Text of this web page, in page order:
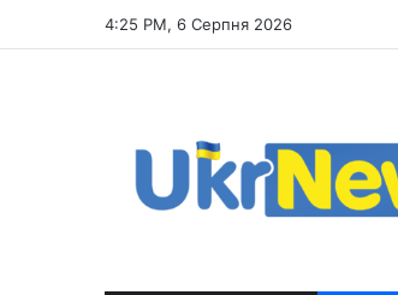
4:25 PM, 6 Серпня 2026